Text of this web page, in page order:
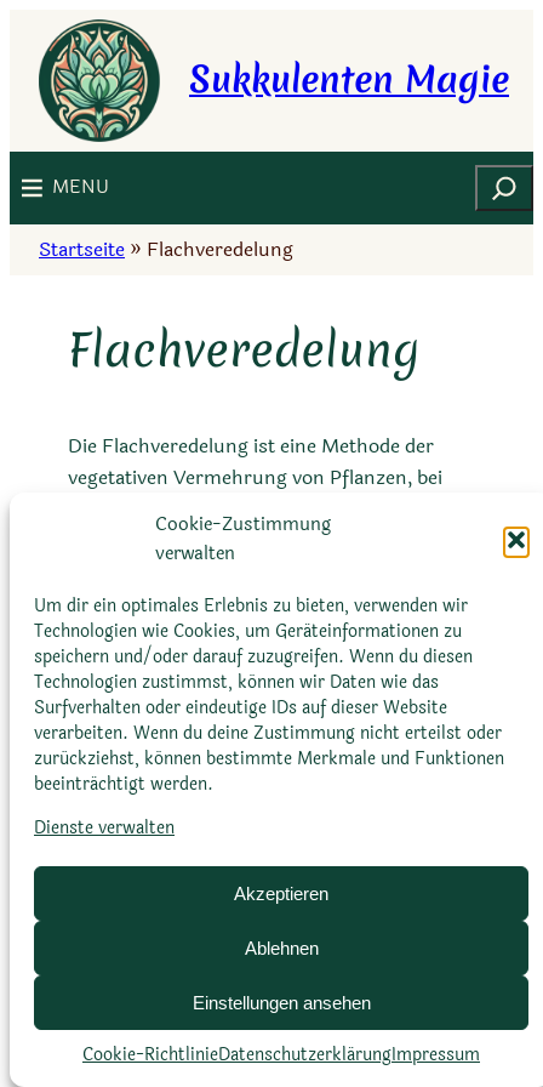
Cookie-Zustimmung
verwalten
Um dir ein optimales Erlebnis zu bieten, verwenden wir
Technologien wie Cookies, um Geräteinformationen zu
speichern und/oder darauf zuzugreifen. Wenn du diesen
Technologien zustimmst, können wir Daten wie das
Surfverhalten oder eindeutige IDs auf dieser Website
verarbeiten. Wenn du deine Zustimmung nicht erteilst oder
zurückziehst, können bestimmte Merkmale und Funktionen
beeinträchtigt werden.
Dienste verwalten
Akzeptieren
Ablehnen
Einstellungen ansehen
Cookie-RichtlinieDatenschutz­erklärungImpressum
Inhalt
springen
Sukkulenten Magie
MENU Suchen
Startseite » Flachveredelung
Flachveredelung
Die Flachveredelung ist eine Methode der
vegetativen Vermehrung von Pflanzen, bei
der ein Teil einer Pflanze auf eine flache,
bereits etablierte Unterlage aufgepfropft wird.
Sukkulenten angewendet.
Datenschutz­erklärung
Cookie-Richtlinie (EU)